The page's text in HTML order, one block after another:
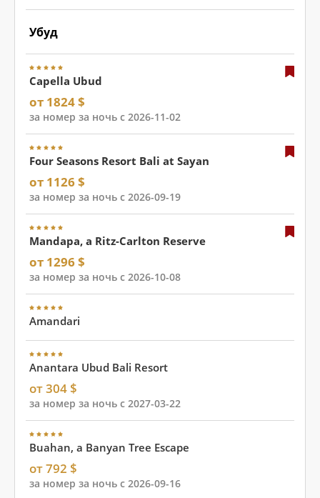
Убуд
Capella Ubud
от 1824 $
за номер за ночь с 2026-11-02
Four Seasons Resort Bali at Sayan
от 1126 $
за номер за ночь с 2026-09-19
Mandapa, a Ritz-Carlton Reserve
от 1296 $
за номер за ночь с 2026-10-08
Amandari
Anantara Ubud Bali Resort
от 304 $
за номер за ночь с 2027-03-22
Buahan, a Banyan Tree Escape
от 792 $
за номер за ночь с 2026-09-16